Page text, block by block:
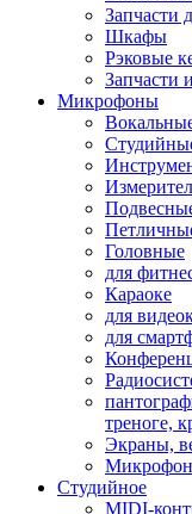
Запчасти
Шкафы
Рэковые
Запчасти
Микрофоны
Головные
для
Караоке
для
для
треноге,
Экраны,
Студийное
MIDI-